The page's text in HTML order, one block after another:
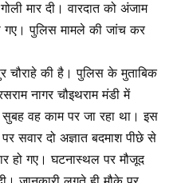
मार दी। वारदात को अंजाम
गए। पुलिस मामले की जांच कर
चौराहे की है। पुलिस के मुताबिक
नागर चौइथराम मंडी में
वह काम पर जा रहा था। इस
पर सवार दो अज्ञात बदमाश पीछे से
हो गए। घटनास्थल पर मौजूद